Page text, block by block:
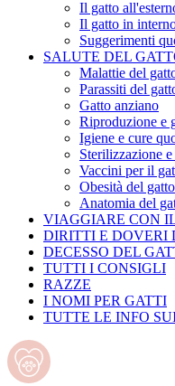
Il gatto
Il gatto in
Suggerimenti
SALUTE DEL
Malattie del
Parassiti del
Gatto anziano
Riproduzione e
Igiene e cure
Sterilizzazione
Vaccini per il
Obesità del gatto
Anatomia del
VIAGGIARE CON
DIRITTI E DOVERI
DECESSO DEL
TUTTI I CONSIGLI
RAZZE
I NOMI PER GATTI
TUTTE LE INFO